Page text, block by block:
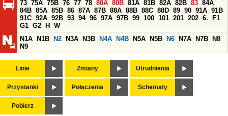
73 75A 75B 76 77 78 80A 80B 81A 81B 82A 82B 83 84A
84B 85A 85B 86 87A 87B 88A 88B 88C 88D 89 90 91A 91B
91C 92A 92B 93 94 96 97A 97B 99 100 101 201 202 6.
F1
G1 G2 H
W
N1A
N1B N2 N3A N3B N4A N4B N5A N5B N6 N7A N7B
N8
N9
Linie Zmiany Utrudnienia
Przystanki Połączenia Schematy
Pobierz